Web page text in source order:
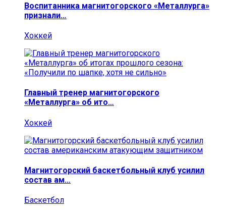
Воспитанника магнитогорского «Металлурга»
признали…
Хоккей
Главный тренер магнитогорского
«Металлурга» об ито…
Хоккей
Магнитогорский баскетбольный клуб усилил
состав ам…
Баскетбол